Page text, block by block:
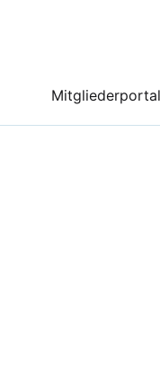
Mitgliederportal